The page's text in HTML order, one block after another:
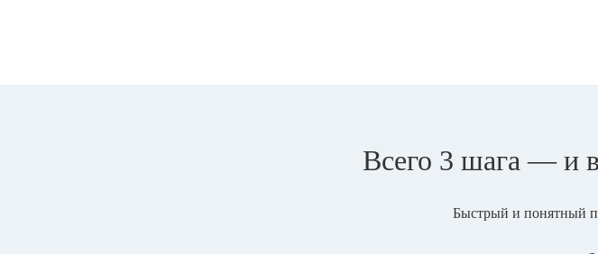
Всего 3 шага — и
Быстрый и понятный